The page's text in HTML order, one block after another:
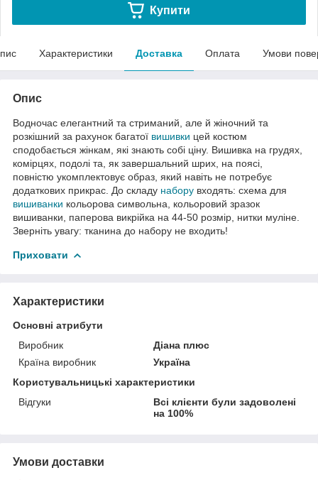
Купити
Характеристики Доставка Оплата Умови
Опис
Водночас елегантний та стриманий, але й жіночний та
розкішний за рахунок багатої вишивки цей костюм
сподобається жінкам, які знають собі ціну. Вишивка на грудях,
комірцях, подолі та, як завершальний шрих, на поясі,
повністю укомплектовує образ, який навіть не потребує
додаткових прикрас. До складу набору входять: схема для
вишиванки кольорова символьна, кольоровий зразок
вишиванки, паперова викрійка на 44-50 розмір, нитки муліне.
Зверніть увагу: тканина до набору не входить!
Приховати
Характеристики
Основні атрибути
Виробник
Діана плюс
Країна виробник
Україна
Користувальницькі характеристики
Відгуки
Всі клієнти були задоволені
на 100%
Умови доставки